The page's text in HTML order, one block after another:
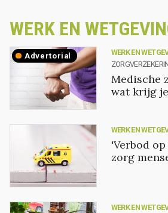
WERK EN
advertorial
WERK EN
Medische
wat krijg
WERK EN
'Verbod
zorg
WERK EN